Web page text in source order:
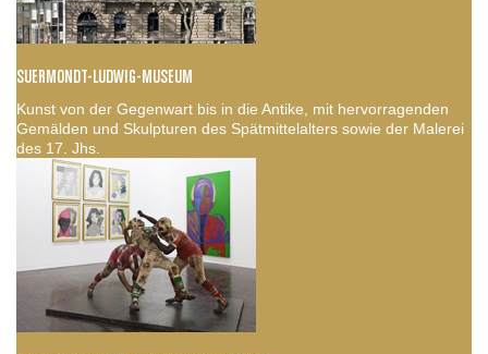
SUERMONDT-LUDWIG-MUSEUM
Kunst von der Gegenwart bis in die Antike, mit hervorragenden
Gemälden und Skulpturen des Spätmittelalters sowie der Malerei
des 17. Jhs.